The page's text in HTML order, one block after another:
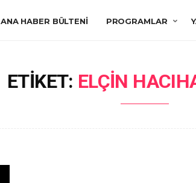
ANA HABER BÜLTENI PROGRAMLAR
ETIKET: ELÇIN